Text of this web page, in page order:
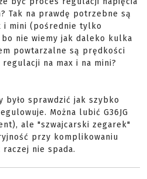
Tak na prawdę potrzebne są
i mini (pośrednie tylko
bo nie wiemy jak daleko kulka
powtarzalne są prędkości
na max i na mini?
było sprawdzić jak szybko
Można lubić G36JG
ale "szwajcarski zegarek"
przy komplikowaniu
raczej nie spada.